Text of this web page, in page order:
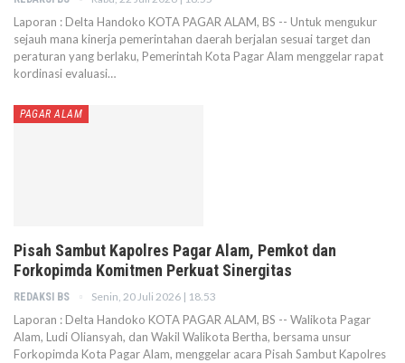
Laporan : Delta Handoko KOTA PAGAR ALAM, BS -- Untuk mengukur
sejauh mana kinerja pemerintahan daerah berjalan sesuai target dan
peraturan yang berlaku, Pemerintah Kota Pagar Alam menggelar rapat
kordinasi evaluasi…
PAGAR ALAM
Pisah Sambut Kapolres Pagar Alam, Pemkot dan
Forkopimda Komitmen Perkuat Sinergitas
REDAKSI BS Senin, 20 Juli 2026 | 18.53
Laporan : Delta Handoko KOTA PAGAR ALAM, BS -- Walikota Pagar
Alam, Ludi Oliansyah, dan Wakil Walikota Bertha, bersama unsur
Forkopimda Kota Pagar Alam, menggelar acara Pisah Sambut Kapolres